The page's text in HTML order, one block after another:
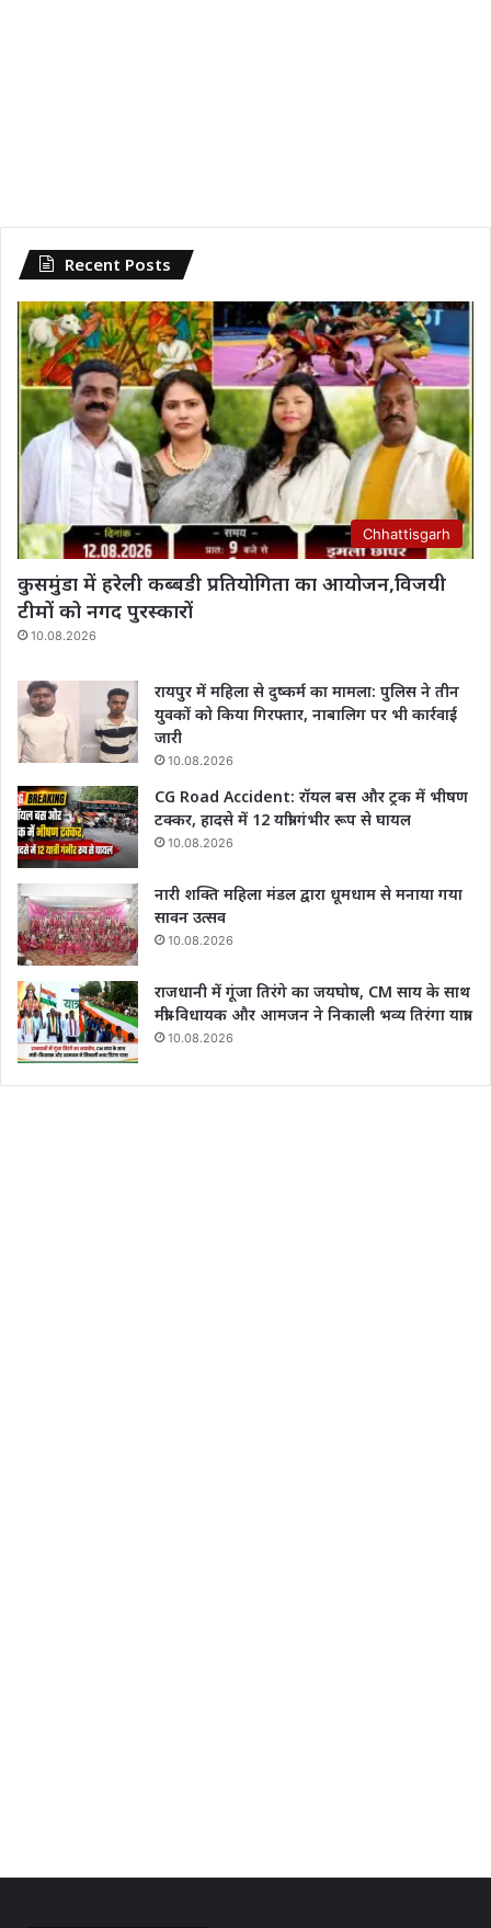
Recent Posts
Chhattisgarh
कुसमुंडा में हरेली कब्बडी प्रतियोगिता का आयोजन,विजयी
टीमों को नगद पुरस्कारों
10.08.2026
रायपुर में महिला से दुष्कर्म का मामला: पुलिस ने तीन
युवकों को किया गिरफ्तार, नाबालिग पर भी कार्रवाई
जारी
10.08.2026
CG Road Accident: रॉयल बस और ट्रक में भीषण
टक्कर, हादसे में 12 यात्री गंभीर रूप से घायल
10.08.2026
नारी शक्ति महिला मंडल द्वारा धूमधाम से मनाया गया
सावन उत्सव
10.08.2026
राजधानी में गूंजा तिरंगे का जयघोष, CM साय के साथ
मंत्री-विधायक और आमजन ने निकाली भव्य तिरंगा यात्रा
10.08.2026